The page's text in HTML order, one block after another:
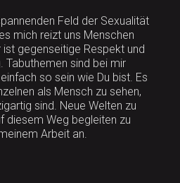
Feld der Sexualität
mich reizt uns Menschen
gegenseitige Respekt und
Tabuthemen sind bei mir
so sein wie Du bist. Es
als Mensch zu sehen,
sind. Neue Welten zu
diesem Weg begleiten zu
Arbeit an.